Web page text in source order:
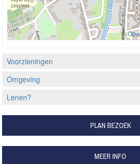
©
Voorzieningen
Omgeving
Lenen?
PLAN BEZOEK
MEER INFO